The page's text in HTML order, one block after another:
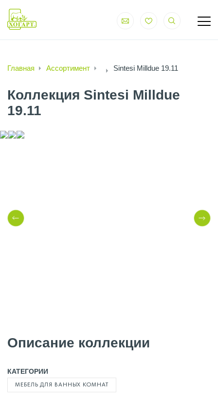
Главная Ассортимент Sintesi Milldue 19.11
Коллекция Sintesi Milldue
19.11
Описание коллекции
КАТЕГОРИИ
МЕБЕЛЬ ДЛЯ ВАННЫХ КОМНАТ